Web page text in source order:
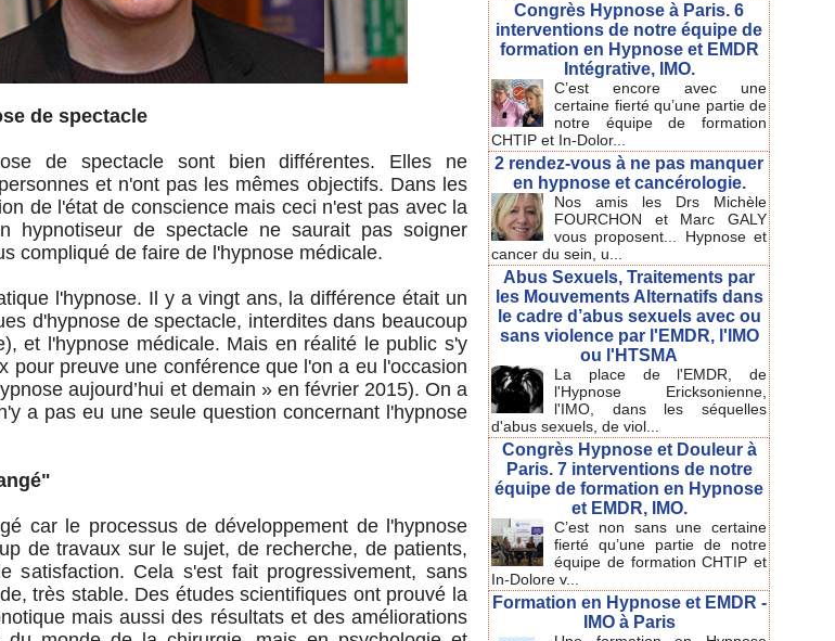
de spectacle
de spectacle sont bien différentes. Elles ne
et n'ont pas les mêmes objectifs. Dans les
de l'état de conscience mais ceci n'est pas avec la
hypnotiseur de spectacle ne saurait pas soigner
compliqué de faire de l'hypnose médicale.
l'hypnose. Il y a vingt ans, la différence était un
d'hypnose de spectacle, interdites dans beaucoup
et l'hypnose médicale. Mais en réalité le public s'y
pour preuve une conférence que l'on a eu l'occasion
aujourd’hui et demain » en février 2015). On a
a pas eu une seule question concernant l'hypnose
car le processus de développement de l'hypnose
de travaux sur le sujet, de recherche, de patients,
satisfaction. Cela s'est fait progressivement, sans
très stable. Des études scientifiques ont prouvé la
mais aussi des résultats et des améliorations
Congrès Hypnose à Paris. 6
interventions de notre équipe de
formation en Hypnose et EMDR
Intégrative, IMO.
C’est encore avec une
certaine fierté qu’une partie de
notre équipe de formation
CHTIP et In-Dolor...
2 rendez-vous à ne pas manquer
en hypnose et cancérologie.
Nos amis les Drs Michèle
FOURCHON et Marc GALY
vous proposent... Hypnose et
cancer du sein, u...
Abus Sexuels, Traitements par
les Mouvements Alternatifs dans
le cadre d’abus sexuels avec ou
sans violence par l'EMDR, l'IMO
ou l'HTSMA
La place de l'EMDR, de
l'Hypnose Ericksonienne,
l'IMO, dans les séquelles
d'abus sexuels, de viol...
Congrès Hypnose et Douleur à
Paris. 7 interventions de notre
équipe de formation en Hypnose
et EMDR, IMO.
C’est non sans une certaine
fierté qu’une partie de notre
équipe de formation CHTIP et
In-Dolore v...
Formation en Hypnose et EMDR -
IMO à Paris